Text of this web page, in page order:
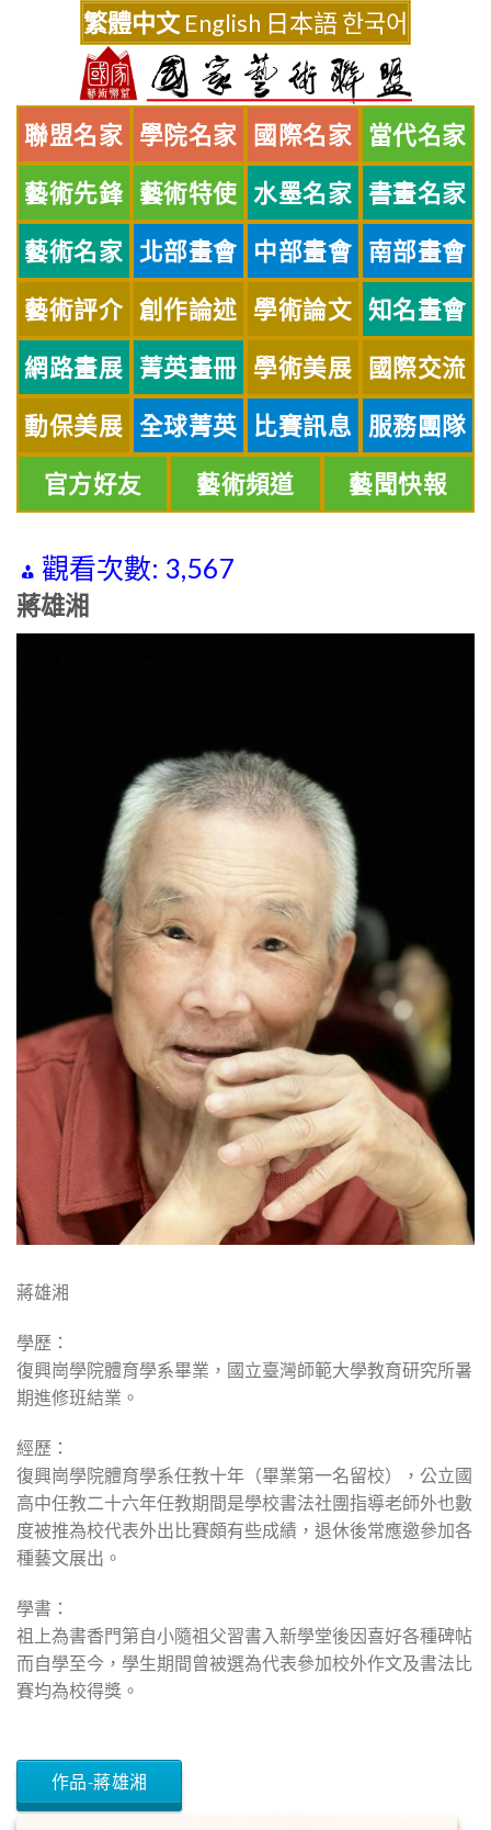
繁體中文 English 日本語한국어
聯盟名家 學院名家 國際名家 當代名家
藝術先鋒 藝術特使 水墨名家 書畫名家
藝術名家 北部畫會 中部畫會 南部畫會
藝術評介 創作論述 學術論文 知名畫會
網路畫展 菁英畫冊 學術美展 國際交流
動保美展 全球菁英 比賽訊息 服務團隊
官方好友 藝術頻道 藝聞快報
觀看次數: 3,567
蔣雄湘
蔣雄湘
學歷：
復興崗學院體育學系畢業，國立臺灣師範大學教育研究所暑
期進修班結業。
經歷：
復興崗學院體育學系任教十年（畢業第一名留校），公立國
高中任教二十六年任教期間是學校書法社團指導老師外也數
度被推為校代表外出比賽頗有些成績，退休後常應邀參加各
種藝文展出。
學書：
祖上為書香門第自小隨祖父習書入新學堂後因喜好各種碑帖
而自學至今，學生期間曾被選為代表參加校外作文及書法比
賽均為校得獎。
作品-蔣雄湘